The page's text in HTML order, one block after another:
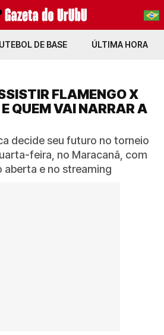
PT-BR
DE BASE ÚLTIMA HORA
FLAMENGO X
QUEM VAI NARRAR A
decide seu futuro no torneio
feira, no Maracanã, com
aberta e no streaming